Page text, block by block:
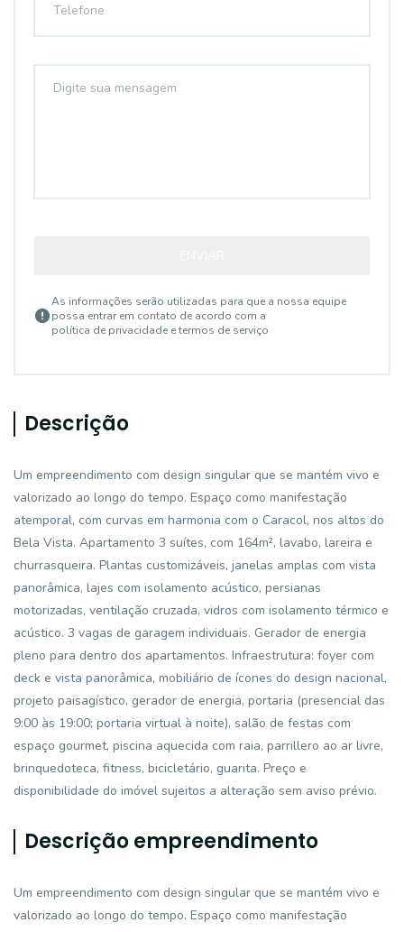
As informações serão utilizadas para que a nossa equipe
possa entrar em contato de acordo com a
política de privacidade e termos de serviço
Descrição
Um empreendimento com design singular que se mantém vivo e
valorizado ao longo do tempo. Espaço como manifestação
atemporal, com curvas em harmonia com o Caracol, nos altos do
Bela Vista. Apartamento 3 suítes, com 164m², lavabo, lareira e
churrasqueira. Plantas customizáveis, janelas amplas com vista
panorâmica, lajes com isolamento acústico, persianas
motorizadas, ventilação cruzada, vidros com isolamento térmico e
acústico. 3 vagas de garagem individuais. Gerador de energia
pleno para dentro dos apartamentos. Infraestrutura: foyer com
deck e vista panorâmica, mobiliário de ícones do design nacional,
projeto paisagístico, gerador de energia, portaria (presencial das
9:00 às 19:00; portaria virtual à noite), salão de festas com
espaço gourmet, piscina aquecida com raia, parrillero ao ar livre,
brinquedoteca, fitness, bicicletário, guarita. Preço e
disponibilidade do imóvel sujeitos a alteração sem aviso prévio.
Descrição empreendimento
Um empreendimento com design singular que se mantém vivo e
valorizado ao longo do tempo. Espaço como manifestação